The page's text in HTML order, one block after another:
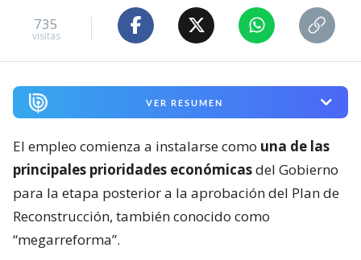
735
visitas
VER RESUMEN
El empleo comienza a instalarse como una de las
principales prioridades económicasdel Gobierno
para la etapa posterior a la aprobación del Plan de
Reconstrucción, también conocido como
“megarreforma”.